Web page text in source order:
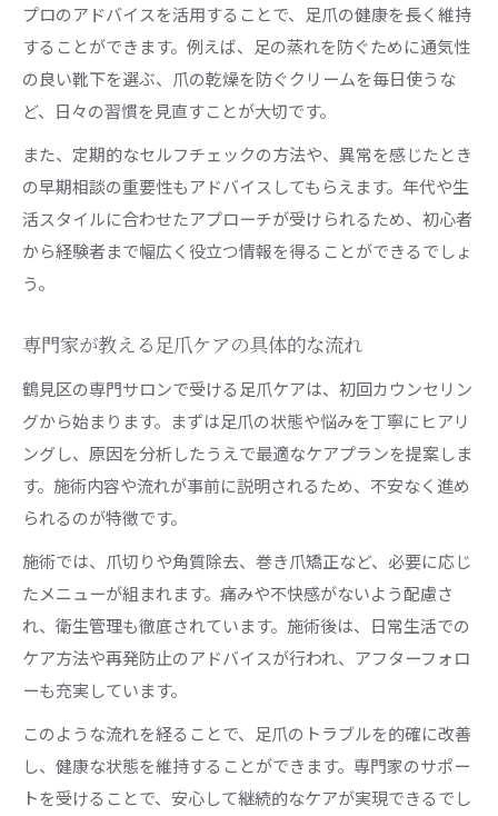
プロのアドバイスを活用することで、足爪の健康を長く維持
することができます。例えば、足の蒸れを防ぐために通気性
の良い靴下を選ぶ、爪の乾燥を防ぐクリームを毎日使うな
ど、日々の習慣を見直すことが大切です。
また、定期的なセルフチェックの方法や、異常を感じたとき
の早期相談の重要性もアドバイスしてもらえます。年代や生
活スタイルに合わせたアプローチが受けられるため、初心者
から経験者まで幅広く役立つ情報を得ることができるでしょ
う。
専門家が教える足爪ケアの具体的な流れ
鶴見区の専門サロンで受ける足爪ケアは、初回カウンセリン
グから始まります。まずは足爪の状態や悩みを丁寧にヒアリ
ングし、原因を分析したうえで最適なケアプランを提案しま
す。施術内容や流れが事前に説明されるため、不安なく進め
られるのが特徴です。
施術では、爪切りや角質除去、巻き爪矯正など、必要に応じ
たメニューが組まれます。痛みや不快感がないよう配慮さ
れ、衛生管理も徹底されています。施術後は、日常生活での
ケア方法や再発防止のアドバイスが行われ、アフターフォロ
ーも充実しています。
このような流れを経ることで、足爪のトラブルを的確に改善
し、健康な状態を維持することができます。専門家のサポー
トを受けることで、安心して継続的なケアが実現できるでし